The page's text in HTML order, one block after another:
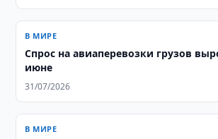
В МИРЕ
Спрос на авиаперевозки грузов
июне
31/07/2026
В МИРЕ